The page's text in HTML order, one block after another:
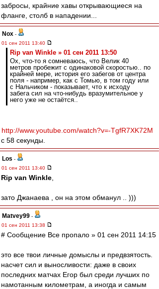
забросы, крайние хавы открывающиеся на
фланге, столб в нападении...
Nox -
01 сен 2011 13:40
Rip van Winkle » 01 сен 2011 13:50
Ох, что-то я сомневаюсь, что Велик 40
метров пробежит с одинаковой скоростью.. по
крайней мере, история его забегов от центра
поля - например, как с Томью, в том году или
с Нальчиком - показывает, что к исходу
забега сил на что-нибудь вразумительное у
него уже не остаётся..
http://www.youtube.com/watch?v=-TgfR7XK72M
с 58 секунды.
Los -
01 сен 2011 13:40
Rip van Winkle
зато Джанаева , он на этом обманул .. )))
Matvey99 -
01 сен 2011 13:38
# Сообщение Все пропало » 01 сен 2011 14:15
это все твои личные домыслы и предвзятость.
насчет сил и выносливости: даже в своих
последних матчах Егор был среди лучших по
намотанным километрам, а иногда и самым